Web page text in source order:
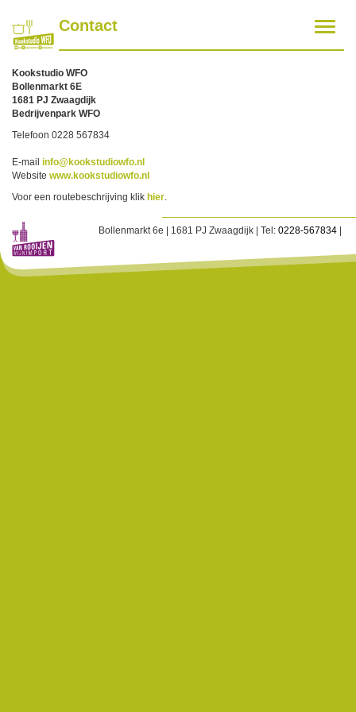
Toggle
Contact
Kookstudio WFO
Bollenmarkt 6E
1681 PJ Zwaagdijk
Bedrijvenpark WFO
Telefoon 0228 567834
E-mail info@kookstudiowfo.nl
Website www.kookstudiowfo.nl
Voor een routebeschrijving klik hier.
Bollenmarkt 6e | 1681 PJ Zwaagdijk | Tel: 0228-567834